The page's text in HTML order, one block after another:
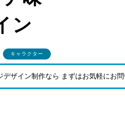
ン
キャラクター
デザイン制作なら まずはお気軽にお